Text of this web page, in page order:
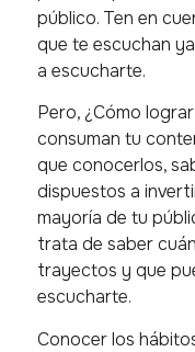
público. Ten en
que te escuchan
a escucharte.
Pero, ¿Cómo
consuman tu
que conocerlos,
dispuestos a
mayoría de tu
trata de saber
trayectos y que
escucharte.
Conocer los